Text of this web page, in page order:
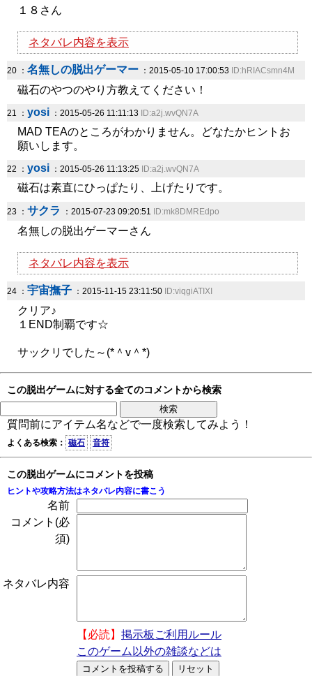
１８さん
ネタバレ内容を表示
20 ： 名無しの脱出ゲーマー ：2015-05-10 17:00:53 ID:hRIACsmn4M
磁石のやつのやり方教えてください！
21 ： yosi ：2015-05-26 11:11:13 ID:a2j.wvQN7A
MAD TEAのところがわかりません。どなたかヒントお
願いします。
22 ： yosi ：2015-05-26 11:13:25 ID:a2j.wvQN7A
磁石は素直にひっぱたり、上げたりです。
23 ： サクラ ：2015-07-23 09:20:51 ID:mk8DMREdpo
名無しの脱出ゲーマーさん
ネタバレ内容を表示
24 ： 宇宙撫子 ：2015-11-15 23:11:50 ID:viqgiATIXI
クリア♪
１END制覇です☆
サックリでした～(*＾v＾*)
この脱出ゲームに対する全てのコメントから検索
質問前にアイテム名などで一度検索してみよう！
よくある検索： 磁石 音符
この脱出ゲームにコメントを投稿
ヒントや攻略方法はネタバレ内容に書こう
名前
コメント(必
須)
ネタバレ内容
【必読】 掲示板ご利用ルール
このゲーム以外の雑談などは